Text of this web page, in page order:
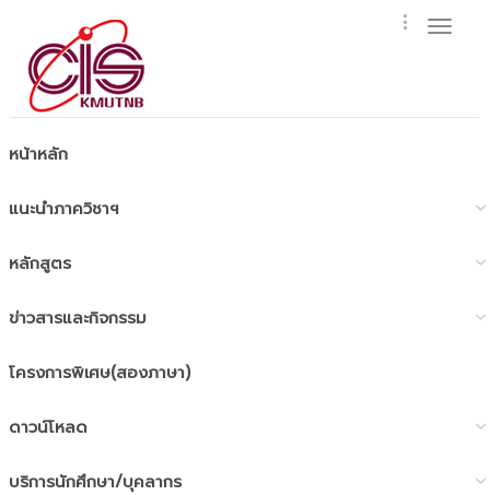
หน้าหลัก
แนะนำภาควิชาฯ
หลักสูตร
ข่าวสารและกิจกรรม
โครงการพิเศษ(สองภาษา)
ดาวน์โหลด
บริการนักศึกษา/บุคลากร